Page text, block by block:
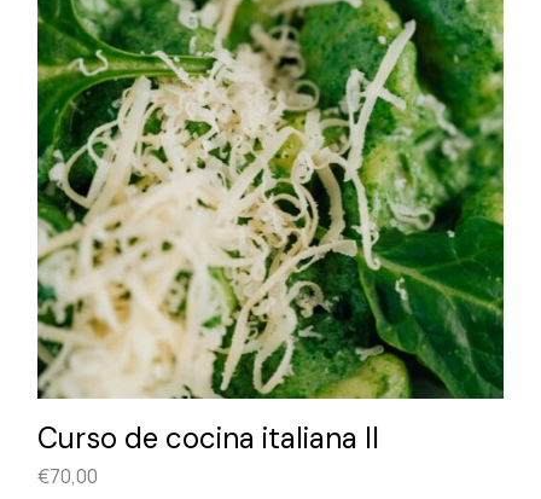
Curso de cocina italiana II
€70,00